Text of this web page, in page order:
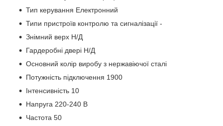
Тип керування Електронний
Типи пристроїв контролю та сигналізації -
Знімний верх Н/Д
Гардеробні двері Н/Д
Основний колір виробу з нержавіючої сталі
Потужність підключення 1900
Інтенсивність 10
Напруга 220-240 В
Частота 50